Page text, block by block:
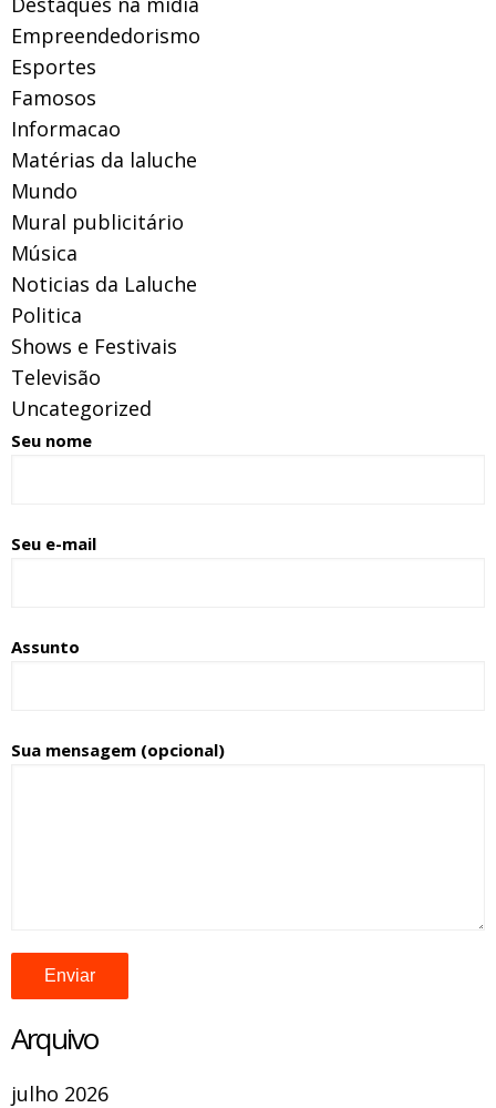
Empreendedorismo
Esportes
Famosos
Informacao
Matérias da laluche
Mundo
Mural publicitário
Música
Noticias da Laluche
Politica
Shows e Festivais
Televisão
Uncategorized
Seu nome
Seu e-mail
Assunto
Sua mensagem (opcional)
Arquivo
julho 2026